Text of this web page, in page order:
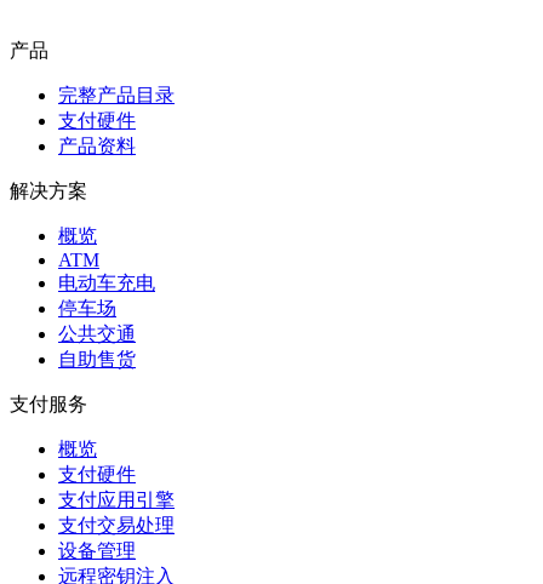
产品
完整产品目录
支付硬件
产品资料
解决方案
概览
ATM
电动车充电
停车场
公共交通
自助售货
支付服务
概览
支付硬件
支付应用引擎
支付交易处理
设备管理
远程密钥注入